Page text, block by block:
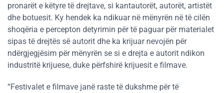
pronarët e këtyre të drejtave, si kantautorët, autorët, artistët
dhe botuesit. Ky hendek ka ndikuar në mënyrën në të cilën
shoqëria e percepton detyrimin për të paguar për materialet
sipas të drejtës së autorit dhe ka krijuar nevojën për
ndërgjegjësim për mënyrën se si e drejta e autorit ndikon
industritë krijuese, duke përfshirë krijuesit e filmave.
“Festivalet e filmave janë raste të dukshme për të